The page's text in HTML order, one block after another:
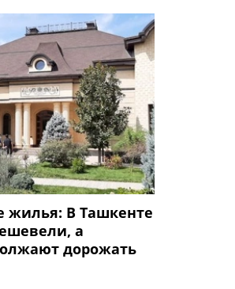
жилья: В Ташкенте
а
дорожать